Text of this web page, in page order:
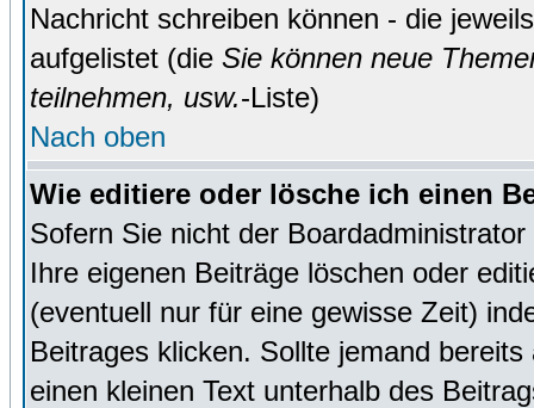
Nachricht schreiben können - die
aufgelistet (die Sie können neue
teilnehmen, usw.-Liste)
Nach oben
Wie editiere oder lösche ich einen
Sofern Sie nicht der
Ihre eigenen Beiträge löschen oder
(eventuell nur für eine gewisse Zeit)
Beitrages klicken. Sollte jemand
einen kleinen Text unterhalb des